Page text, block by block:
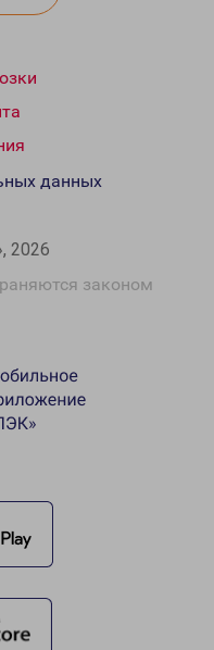
2026
законом
данных